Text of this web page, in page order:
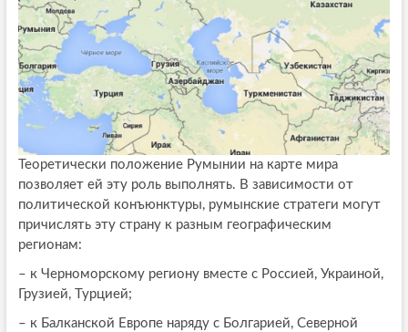
Теоретически положение Румынии на карте мира
позволяет ей эту роль выполнять. В зависимости от
политической конъюнктуры, румынские стратеги могут
причислять эту страну к разным географическим
регионам:
– к Черноморскому региону вместе с Россией, Украиной,
Грузией, Турцией;
– к Балканской Европе наряду с Болгарией, Северной